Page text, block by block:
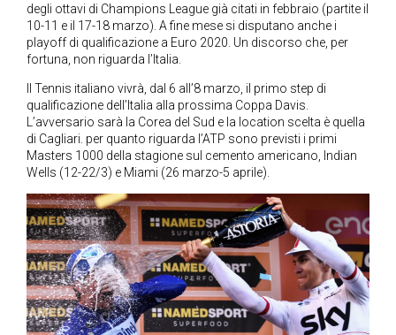
degli ottavi di Champions League già citati in febbraio (partite il
10-11 e il 17-18 marzo). A fine mese si disputano anche i
playoff di qualificazione a Euro 2020. Un discorso che, per
fortuna, non riguarda l’Italia.
Il Tennis italiano vivrà, dal 6 all’8 marzo, il primo step di
qualificazione dell’Italia alla prossima Coppa Davis.
L’avversario sarà la Corea del Sud e la location scelta è quella
di Cagliari. per quanto riguarda l’ATP sono previsti i primi
Masters 1000 della stagione sul cemento americano, Indian
Wells (12-22/3) e Miami (26 marzo-5 aprile).